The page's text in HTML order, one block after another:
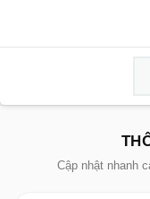
Cập nhật nhanh